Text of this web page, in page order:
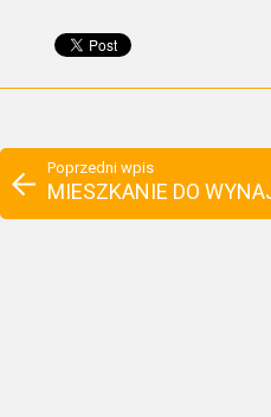
Poprzedni wpis
MIESZKANIE DO